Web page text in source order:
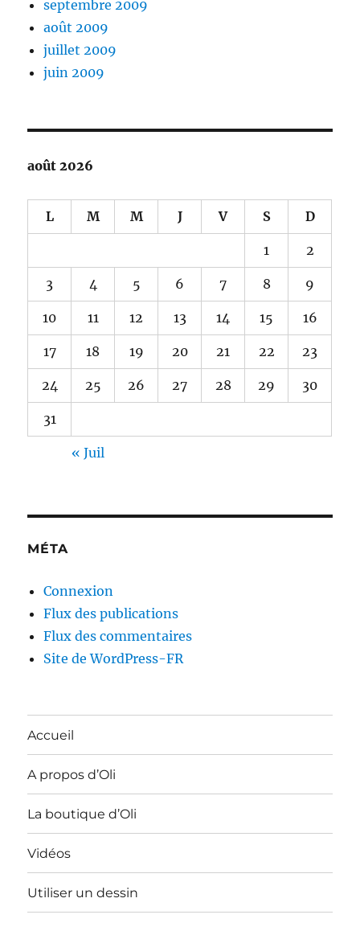
septembre 2009
août 2009
juillet 2009
juin 2009
août 2026
L M M J V S D
1 2
3 4 5 6 7 8 9
10 11 12 13 14 15 16
17 18 19 20 21 22 23
24 25 26 27 28 29 30
31
« Juil
MÉTA
Connexion
Flux des publications
Flux des commentaires
Site de WordPress-FR
Accueil
A propos d’Oli
La boutique d’Oli
Vidéos
Utiliser un dessin